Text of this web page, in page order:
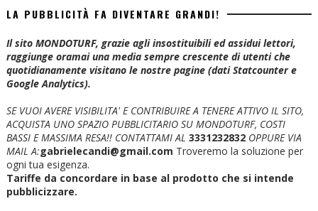
LA PUBBLICITÀ FA DIVENTARE GRANDI!
Il sito MONDOTURF, grazie agli insostituibili ed assidui lettori,
raggiunge oramai una media sempre crescente di utenti che
quotidianamente visitano le nostre pagine (dati Statcounter e
Google Analytics).
SE VUOI AVERE VISIBILITA' E CONTRIBUIRE A TENERE ATTIVO IL SITO,
ACQUISTA UNO SPAZIO PUBBLICITARIO SU MONDOTURF, COSTI
BASSI E MASSIMA RESA!! CONTATTAMI AL 3331232832 OPPURE VIA
MAIL A:gabrielecandi@gmail.com Troveremo la soluzione per
ogni tua esigenza.
Tariffe da concordare in base al prodotto che si intende
pubblicizzare.